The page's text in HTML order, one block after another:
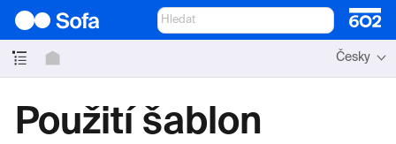
Česky
Použití šablon